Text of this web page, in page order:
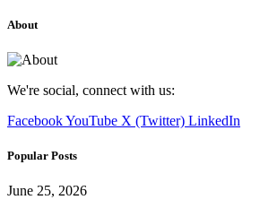
About
We're social, connect with us:
FacebookYouTube X (Twitter) LinkedIn
Popular Posts
June 25, 2026